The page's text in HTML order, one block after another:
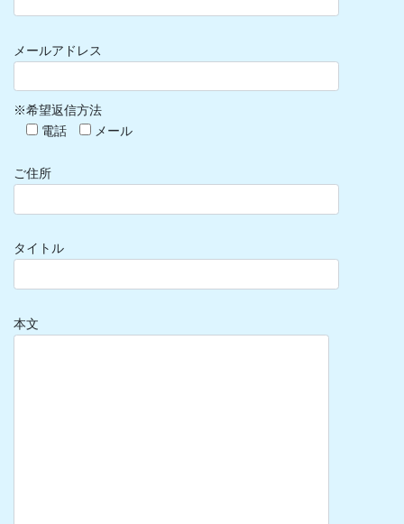
メールアドレス
※希望返信方法
電話
メール
ご住所
タイトル
本文